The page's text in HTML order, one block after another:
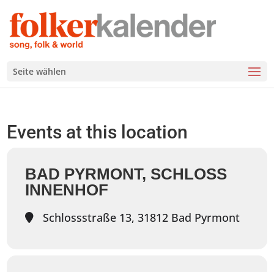
Seite wählen
Events at this location
BAD PYRMONT, SCHLOSS
INNENHOF
Schlossstraße 13, 31812 Bad Pyrmont